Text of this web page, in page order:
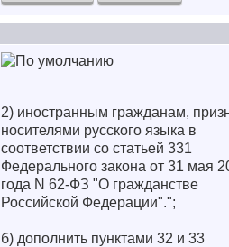
2) иностранным гражданам,
носителями русского языка в
соответствии со статьей 331
Федерального закона от 31 мая
года N 62-ФЗ "О гражданстве
Российской Федерации".";
б) дополнить пунктами 32 и 33